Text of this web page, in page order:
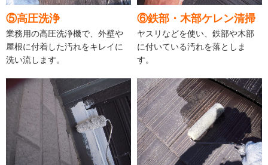
⑤高圧洗浄
業務用の高圧洗浄機で、外壁や
屋根に付着した汚れをキレイに
洗い流します。
⑥鉄部・木部ケレン清掃
ヤスリなどを使い、鉄部や木部
に付いている汚れを落としま
す。